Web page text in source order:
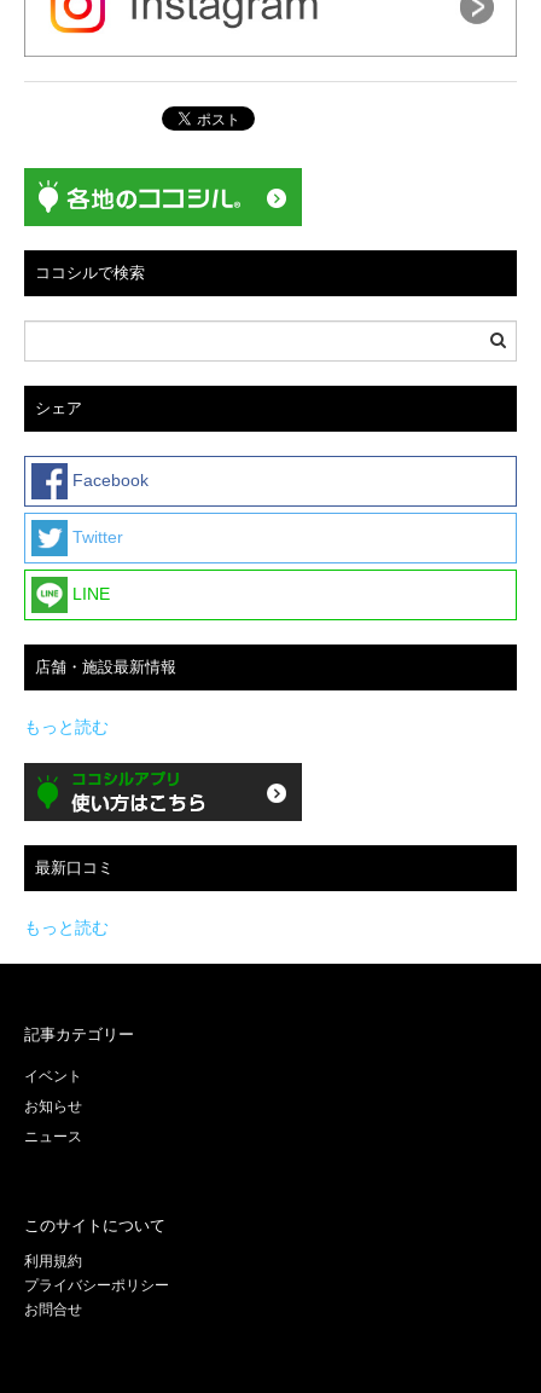
ココシルで検索
シェア
Facebook
Twitter
LINE
店舗・施設最新情報
もっと読む
最新口コミ
もっと読む
記事カテゴリー
イベント
お知らせ
ニュース
このサイトについて
利用規約
プライバシーポリシー
お問合せ